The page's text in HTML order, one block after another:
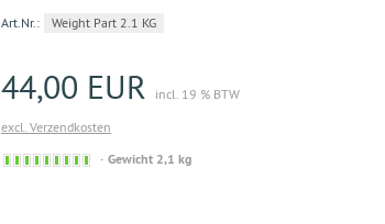
Art.Nr.: Weight Part 2.1 KG
44,00 EUR
incl. 19 % BTW
excl. Verzendkosten
Sofort
Gewicht 2,1 kg